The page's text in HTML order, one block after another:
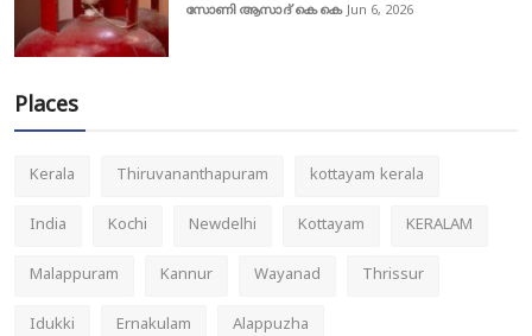
സോണി ആസാദ് കെ കെ Jun 6, 2026
Places
Kerala Thiruvananthapuram kottayam kerala
India Kochi Newdelhi Kottayam KERALAM
Malappuram Kannur Wayanad Thrissur
Idukki Ernakulam Alappuzha